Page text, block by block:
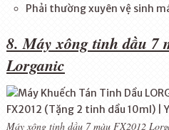
Phải thường xuyên vệ sinh
8. Máy xông tinh dầu 7
Lorganic
Máy xông tinh dầu 7 màu FX2012